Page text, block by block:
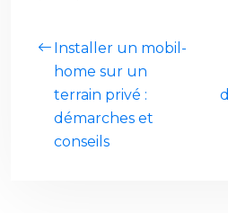
Installer un mobil-
home sur un
terrain privé :
démarches et
conseils